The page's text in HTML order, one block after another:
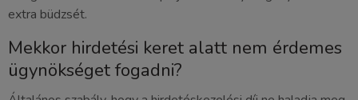
extra büdzsét.
Mekkor hirdetési keret alatt nem érdemes
ügynökséget fogadni?